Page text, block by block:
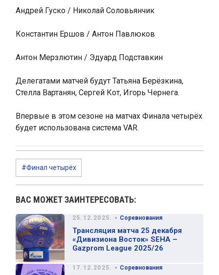
Андрей Гуско / Николай Соловьянчик
Константин Ершов / Антон Павлюков
Антон Мерзлютин / Эдуард Подставкин
Делегатами матчей будут Татьяна Берёзкина,
Стелла Вартанян, Сергей Кот, Игорь Чернега.
Впервые в этом сезоне на матчах Финала четырёх
будет использована система VAR.
#Финал четырёх
ВАС МОЖЕТ ЗАИНТЕРЕСОВАТЬ:
25.12.2025. • Соревнования
Трансляция матча 25 декабря
«Дивизиона Восток» SEHA –
Gazprom League 2025/26
17.12.2025. • Соревнования